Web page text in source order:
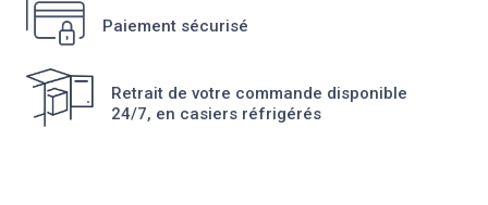
Paiement sécurisé
Retrait de votre commande disponible
24/7, en casiers réfrigérés